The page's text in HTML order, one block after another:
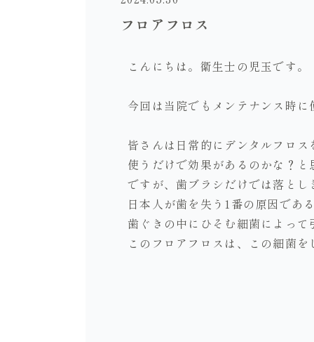
フロアフロス
こんにちは。衛生士の児玉です。
今回は当院でもメンテナンス時
皆さんは日常的にデンタルフロ
使うだけで効果があるのかな？
ですが、歯ブラシだけでは落と
日本人が歯を失う1番の原因であ
歯ぐきの中にひそむ細菌によっ
このフロアフロスは、この細菌